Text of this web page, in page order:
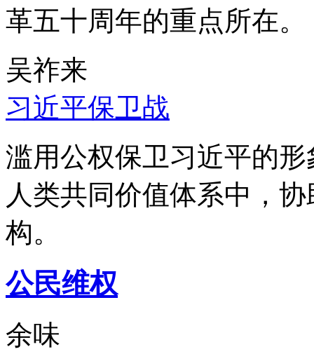
革五十周年的重点所在。
吴祚来
习近平保卫战
滥用公权保卫习近平的
人类共同价值体系中，
构。
公民维权
余味